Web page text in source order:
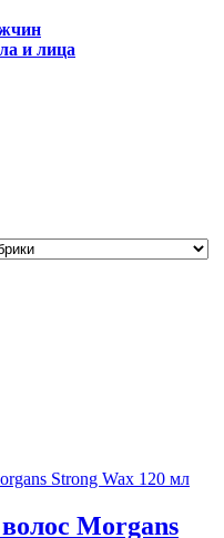
и лица
Morgans